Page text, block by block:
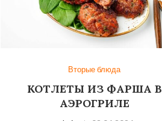
Вторые блюда
КОТЛЕТЫ ИЗ ФАРША В
АЭРОГРИЛЕ